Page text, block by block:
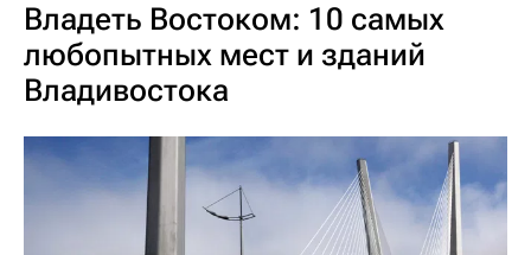
Владеть Востоком: 10 самых
любопытных мест и зданий
Владивостока